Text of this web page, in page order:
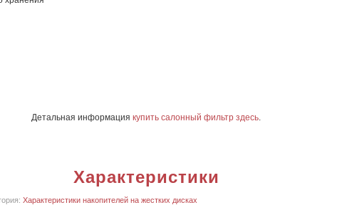
Детальная информация купить салонный фильтр здесь.
Характеристики
Характеристики накопителей на жестких дисках